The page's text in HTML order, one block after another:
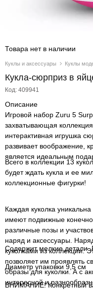
Куклы и аксессуары Куклы
Кукла-сюрприз в
Код: 409941
Товара нет в наличии
Описание
Игровой набор Zuru 5
захватывающая
интерактивная игрушка
развивает воображение,
является идеальным
Всего в коллекции 13
будет ждать кукла и ее
коллекционные фигурки!
Каждая куколка
имеют подвижные
различные позы и
наряд и аксессуары.
куколками из коллекции.
позволяет им проявлять
образы для куколки. А с
интересной и
Содержит мелкие детали.
Диаметр упаковки 9,5 см
ВНИМАНИЕ! Конкретный